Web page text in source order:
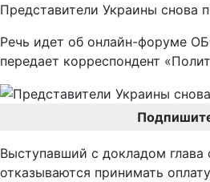
Представители Украины снова
Речь идет об онлайн-форуме
передает корреспондент
Выступавший с докладом
отказываются принимать